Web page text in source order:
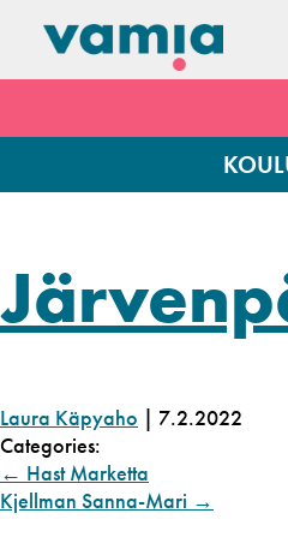
Laura Käpyaho | 7.2.2022
Categories:
← Hast Marketta
Kjellman Sanna-Mari →